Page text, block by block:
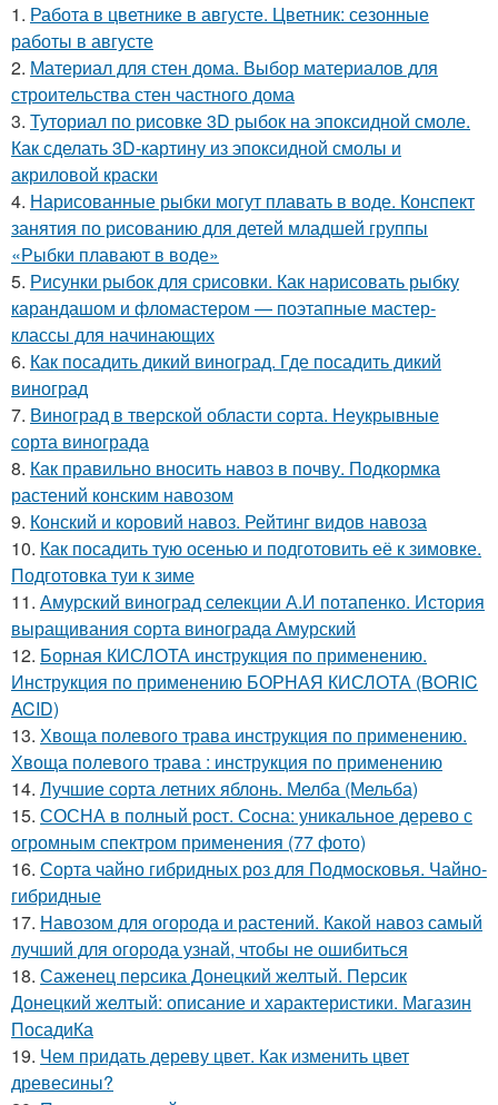
1. Работа в цветнике в августе. Цветник: сезонные
работы в августе
2. Материал для стен дома. Выбор материалов для
строительства стен частного дома
3. Туториал по рисовке 3D рыбок на эпоксидной смоле.
Как сделать 3D-картину из эпоксидной смолы и
акриловой краски
4. Нарисованные рыбки могут плавать в воде. Конспект
занятия по рисованию для детей младшей группы
«Рыбки плавают в воде»
5. Рисунки рыбок для срисовки. Как нарисовать рыбку
карандашом и фломастером — поэтапные мастер-
классы для начинающих
6. Как посадить дикий виноград. Где посадить дикий
виноград
7. Виноград в тверской области сорта. Неукрывные
сорта винограда
8. Как правильно вносить навоз в почву. Подкормка
растений конским навозом
9. Конский и коровий навоз. Рейтинг видов навоза
10. Как посадить тую осенью и подготовить её к зимовке.
Подготовка туи к зиме
11. Амурский виноград селекции А.И потапенко. История
выращивания сорта винограда Амурский
12. Борная КИСЛОТА инструкция по применению.
Инструкция по применению БОРНАЯ КИСЛОТА (BORIC
ACID)
13. Хвоща полевого трава инструкция по применению.
Хвоща полевого трава : инструкция по применению
14. Лучшие сорта летних яблонь. Мелба (Мельба)
15. СОСНА в полный рост. Сосна: уникальное дерево с
огромным спектром применения (77 фото)
16. Сорта чайно гибридных роз для Подмосковья. Чайно-
гибридные
17. Навозом для огорода и растений. Какой навоз самый
лучший для огорода узнай, чтобы не ошибиться
18. Саженец персика Донецкий желтый. Персик
Донецкий желтый: описание и характеристики. Магазин
ПосадиКа
19. Чем придать дереву цвет. Как изменить цвет
древесины?